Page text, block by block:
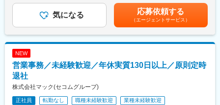
◎提案する商品：
・脊椎インプラントなど手術用高価格製品
└側弯症と呼ばれる背骨・脊椎疾患の治療手術に使用され、患者
※学会参加後の問い合わせ経由でドクターとのアポイントを取得し
ます。
※飛び込みやテレアポもありますが、どこを狙うか戦略を立てて開
機器業界経験者は別途考慮※初年度以降は適正に応じ、評価・月収
の見直しを行っていきます。賃金はあくまでも目安の金額であ
り、選考を通じて上下する可能性があります。月給(月額)は固定手
当を含めた表記です。
気になる 応募依頼する
（エージェントサービス）
NEW
営業事務／未経験歓迎／年休実質130日以上／原則定時
退社
株式会社マック(セコムグループ)
正社員 転勤なし 職種未経験歓迎 業種未経験歓迎